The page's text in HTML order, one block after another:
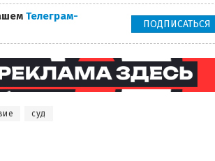
Телеграм-
ПОДПИСАТЬСЯ
суд